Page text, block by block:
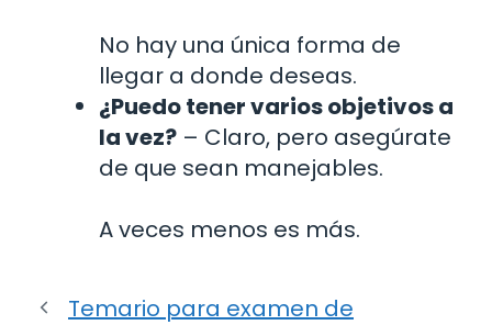
No hay una única forma de
llegar a donde deseas.
¿Puedo tener varios objetivos a
la vez? – Claro, pero asegúrate
de que sean manejables.
A veces menos es más.
Temario para examen de